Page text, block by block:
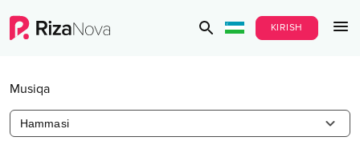
KIRISH
Musiqa
Hammasi